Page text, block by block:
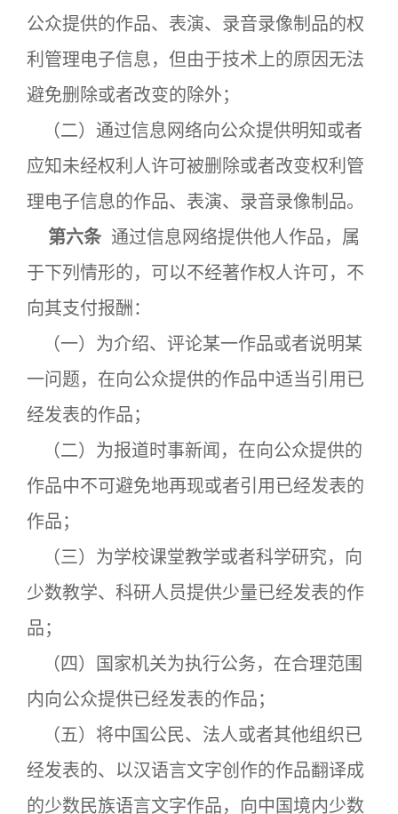
公众提供的作品、表演、录音录像制品的权
利管理电子信息，但由于技术上的原因无法
避免删除或者改变的除外；
（二）通过信息网络向公众提供明知或者
应知未经权利人许可被删除或者改变权利管
理电子信息的作品、表演、录音录像制品。
第六条 通过信息网络提供他人作品，属
于下列情形的，可以不经著作权人许可，不
向其支付报酬：
（一）为介绍、评论某一作品或者说明某
一问题，在向公众提供的作品中适当引用已
经发表的作品；
（二）为报道时事新闻，在向公众提供的
作品中不可避免地再现或者引用已经发表的
作品；
（三）为学校课堂教学或者科学研究，向
少数教学、科研人员提供少量已经发表的作
品；
（四）国家机关为执行公务，在合理范围
内向公众提供已经发表的作品；
（五）将中国公民、法人或者其他组织已
经发表的、以汉语言文字创作的作品翻译成
的少数民族语言文字作品，向中国境内少数